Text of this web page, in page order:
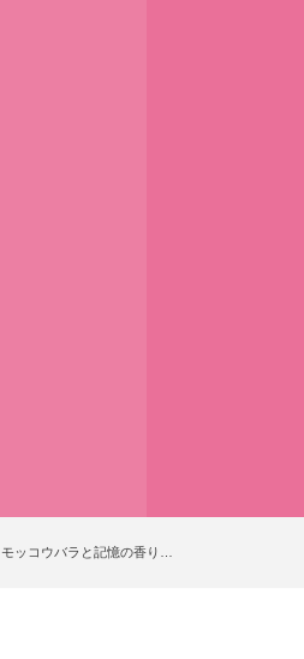
モッコウバラと記憶の香り…